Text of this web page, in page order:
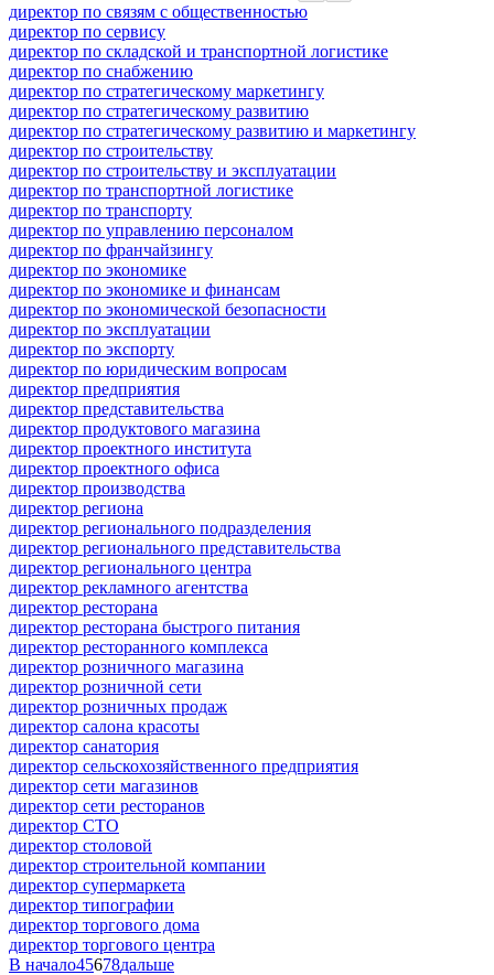
директор по связям с общественностью
директор по сервису
директор по складской и транспортной логистике
директор по снабжению
директор по стратегическому маркетингу
директор по стратегическому развитию
директор по стратегическому развитию и маркетингу
директор по строительству
директор по строительству и эксплуатации
директор по транспортной логистике
директор по транспорту
директор по управлению персоналом
директор по франчайзингу
директор по экономике
директор по экономике и финансам
директор по экономической безопасности
директор по эксплуатации
директор по экспорту
директор по юридическим вопросам
директор предприятия
директор представительства
директор продуктового магазина
директор проектного института
директор проектного офиса
директор производства
директор региона
директор регионального подразделения
директор регионального представительства
директор регионального центра
директор рекламного агентства
директор ресторана
директор ресторана быстрого питания
директор ресторанного комплекса
директор розничного магазина
директор розничной сети
директор розничных продаж
директор салона красоты
директор санатория
директор сельскохозяйственного предприятия
директор сети магазинов
директор сети ресторанов
директор СТО
директор столовой
директор строительной компании
директор супермаркета
директор типографии
директор торгового дома
директор торгового центра
В начало45678дальше